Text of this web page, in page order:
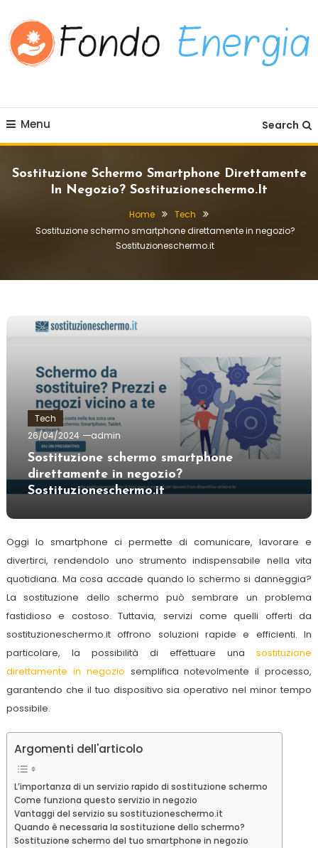
Menu Search
Sostituzione Schermo Smartphone Direttamente
In Negozio? Sostituzioneschermo.it
Home
Tech
Sostituzione schermo smartphone direttamente in negozio?
Sostituzioneschermo.it
Tech
26/04/2024
admin
Sostituzione schermo smartphone
direttamente in negozio?
Sostituzioneschermo.it
Oggi lo smartphone ci permette di comunicare, lavorare e
divertirci, rendendolo uno strumento indispensabile nella vita
quotidiana. Ma cosa accade quando lo schermo si danneggia?
La sostituzione dello schermo può sembrare un problema
fastidioso e costoso. Tuttavia, servizi come quelli offerti da
sostituzioneschermo.it offrono soluzioni rapide e efficienti. In
particolare, la possibilità di effettuare unasostituzione
direttamente in negozio semplifica notevolmente il processo,
garantendo che il tuo dispositivo sia operativo nel minor tempo
possibile.
Argomenti dell'articolo
L’importanza di un servizio rapido di sostituzione schermo
Come funziona questo servizio in negozio
Vantaggi del servizio su sostituzioneschermo.it
Quando è necessaria la sostituzione dello schermo?
Sostituzione schermo del tuo smartphone in negozio